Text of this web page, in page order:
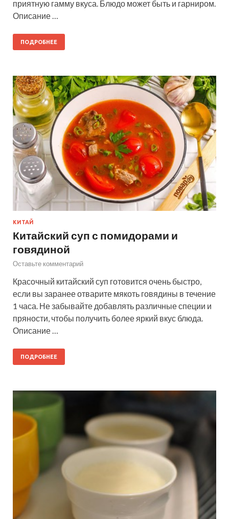
приятную гамму вкуса. Блюдо может быть и гарниром.
Описание …
ПОДРОБНЕЕ
КИТАЙ
Китайский суп с помидорами и
говядиной
Оставьте комментарий
Красочный китайский суп готовится очень быстро,
если вы заранее отварите мякоть говядины в течение
1 часа. Не забывайте добавлять различные специи и
пряности, чтобы получить более яркий вкус блюда.
Описание …
ПОДРОБНЕЕ